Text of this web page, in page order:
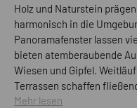
Holz und Naturstein
harmonisch in die Umgebung ein.
Panoramafenster lassen
bieten atemberaubende
Wiesen und Gipfel.
Terrassen schaffen
und draußen und laden
Mehr lesen